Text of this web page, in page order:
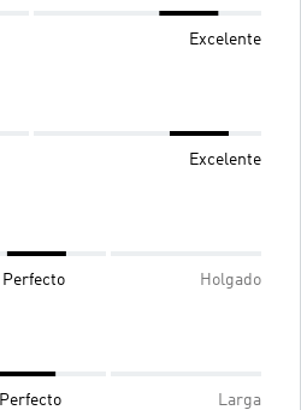
Excelente
Excelente
Perfecto Holgado
Perfecto Larga